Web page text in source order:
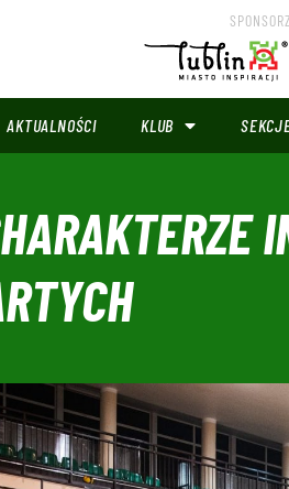
AKTUALNOŚCI KLUB